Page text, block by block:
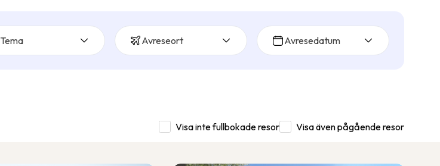
Tema Avreseort Avresedatum
Visa inte fullbokade resor Visa även pågående resor